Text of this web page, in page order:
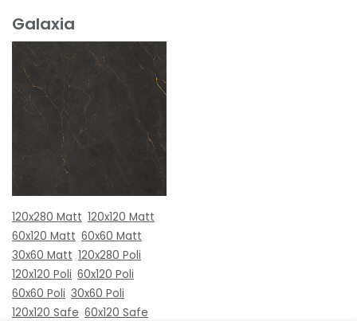
Galaxia
120x280 Matt 120x120 Matt
60x120 Matt 60x60 Matt
30x60 Matt 120x280 Poli
120x120 Poli 60x120 Poli
60x60 Poli 30x60 Poli
120x120 Safe 60x120 Safe